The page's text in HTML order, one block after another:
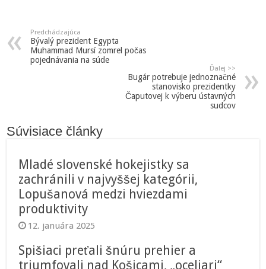
Predchádzajúca
Bývalý prezident Egypta
Muhammad Mursí zomrel počas
pojednávania na súde
Ďalej >>
Bugár potrebuje jednoznačné
stanovisko prezidentky
Čaputovej k výberu ústavných
sudcov
Súvisiace články
Mladé slovenské hokejistky sa
zachránili v najvyššej kategórii,
Lopušanová medzi hviezdami
produktivity
12. januára 2025
Spišiaci preťali šnúru prehier a
triumfovali nad Košicami, „oceliari“